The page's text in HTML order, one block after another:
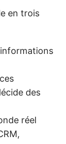
en trois
informations
des
réel